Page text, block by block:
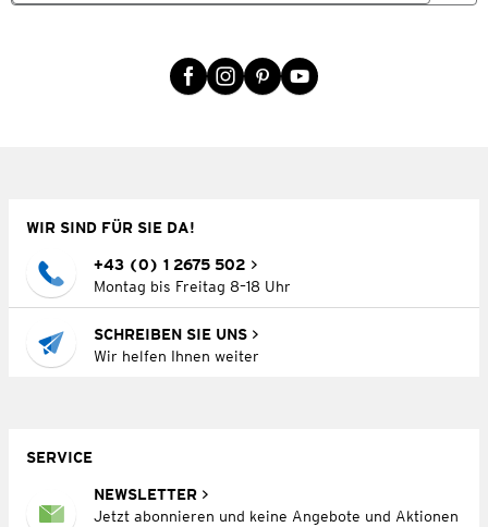
WIR SIND FÜR SIE DA!
+43 (0) 1 2675 502
Montag bis Freitag 8–18 Uhr
SCHREIBEN SIE UNS
Wir helfen Ihnen weiter
SERVICE
NEWSLETTER
Jetzt abonnieren und keine Angebote und Aktionen